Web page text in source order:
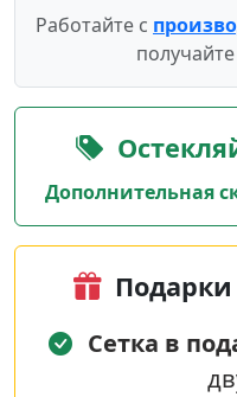
Работайте с
Дополнительная
Подарки
Сетка в